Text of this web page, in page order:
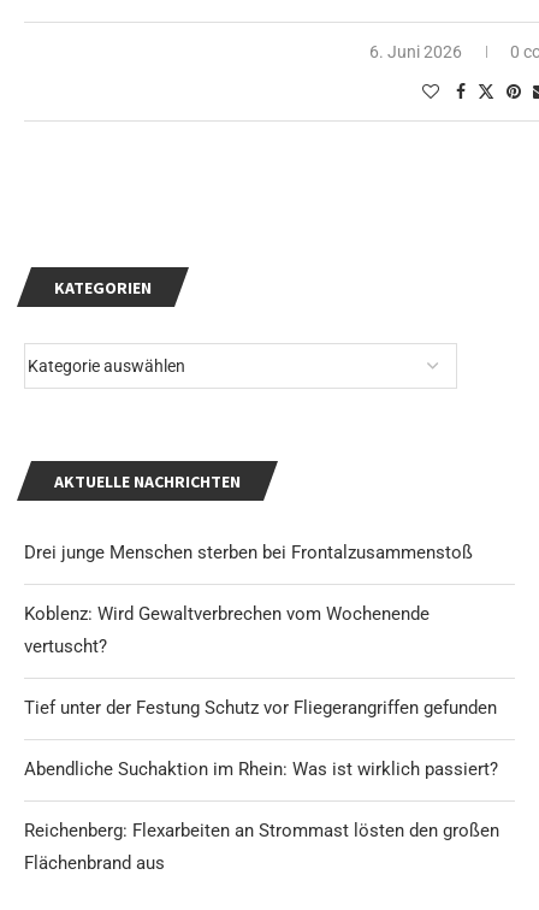
6. Juni 2026 0
KATEGORIEN
AKTUELLE NACHRICHTEN
Drei junge Menschen sterben bei Frontalzusammenstoß
Koblenz: Wird Gewaltverbrechen vom Wochenende
vertuscht?
Tief unter der Festung Schutz vor Fliegerangriffen gefunden
Abendliche Suchaktion im Rhein: Was ist wirklich passiert?
Reichenberg: Flexarbeiten an Strommast lösten den großen
Flächenbrand aus